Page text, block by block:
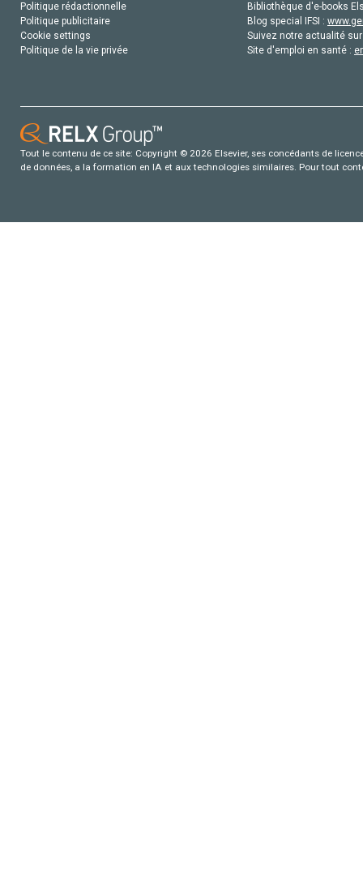
Politique rédactionnelle
Politique publicitaire
Cookie settings
Politique de la vie privée
Bibliothèque d'e-books
Blog special IFSI :
Suivez notre actualité
Site d'emploi en santé :
Tout le contenu de ce site: Copyright © 2026 Elsevier, ses concédants de
de données, a la formation en IA et aux technologies similaires. Pour tout